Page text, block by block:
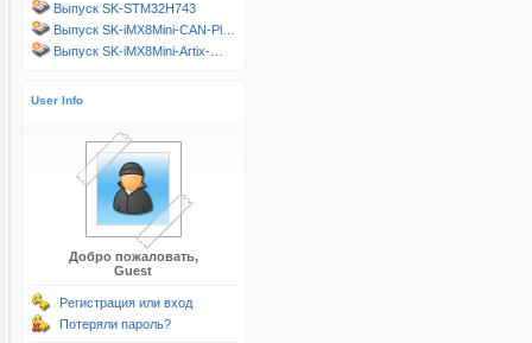
Выпуск SK-STM32H743
Выпуск SK-iMX8Mini-CAN-Pl…
Выпуск SK-iMX8Mini-Artix-…
User Info
Добро пожаловать,
Guest
Регистрация или вход
Потеряли пароль?